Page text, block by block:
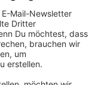
voll